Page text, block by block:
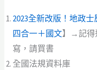
2023全新改版！地政
四合一＋國文】→記得
寫，請買書
全國法規資料庫